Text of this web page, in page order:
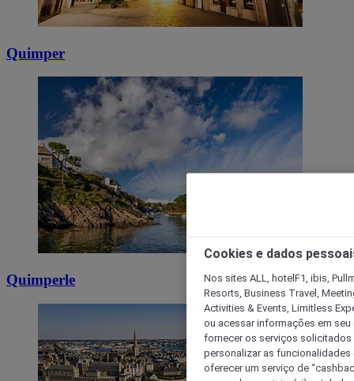
Quimper
Quimperle
Cookies e dados
Nos sites ALL, hotelF1, ibis,
Resorts, Business Travel,
Activities & Events, Limitless
ou acessar informações em
fornecer os serviços solicitados
personalizar as
oferecer um serviço de